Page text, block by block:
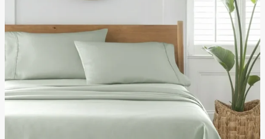
suveks:
jahutav
kuumadel
öödel